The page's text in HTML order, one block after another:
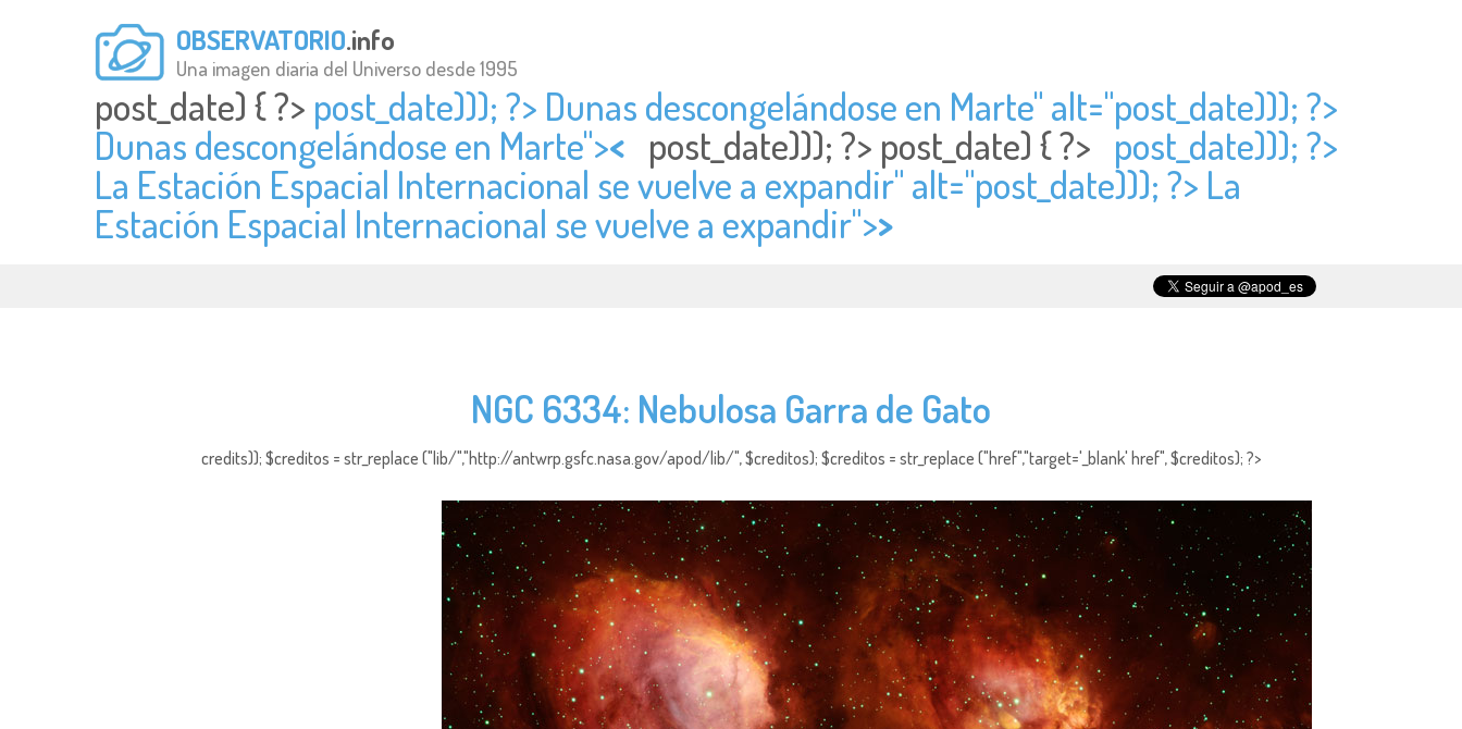
OBSERVATORIO.info
Una imagen diaria del Universo desde 1995
post_date) { ?> post_date))); ?> Dunas descongelándose en Marte" alt="post_date))); ?>
Dunas descongelándose en Marte">< post_date))); ?> post_date) { ?> post_date))); ?>
La Estación Espacial Internacional se vuelve a expandir" alt="post_date))); ?> La
Estación Espacial Internacional se vuelve a expandir">>
NGC 6334: Nebulosa Garra de Gato
credits)); $creditos = str_replace ("lib/","http://antwrp.gsfc.nasa.gov/apod/lib/", $creditos); $creditos = str_replace ("href","target='_blank' href", $creditos); ?>